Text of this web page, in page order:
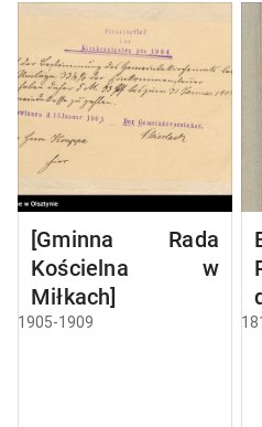
[Gminna Rada
Kościelna w
Miłkach]
1905-1909